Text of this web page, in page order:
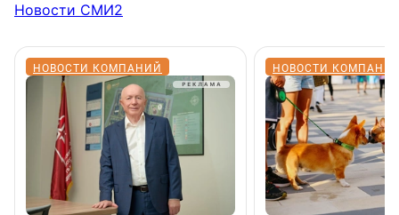
Новости СМИ2
НОВОСТИ КОМПАНИЙ НОВОСТИ